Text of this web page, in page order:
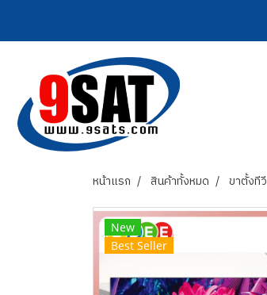
หน้าแรก สินค้าทั้งหมด ขาตั้งทีวี
New
Best Seller